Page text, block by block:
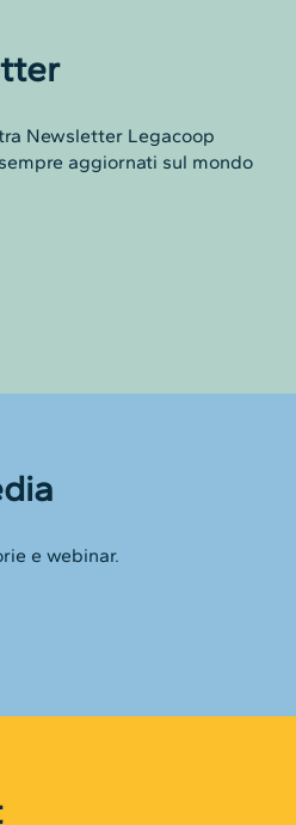
Newsletter Legacoop
aggiornati sul mondo
e webinar.